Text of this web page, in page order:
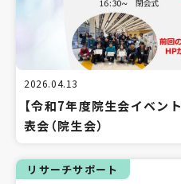
2026.04.13
【令和7年度院生会イベン
表会（院生会）
リサーチサポート